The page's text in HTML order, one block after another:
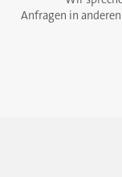
Anfragen in